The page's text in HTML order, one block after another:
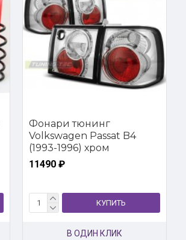
Фонари тюнинг
Volkswagen Passat B4
(1993-1996) хром
11490 ₽
КУПИТЬ
В ОДИН КЛИК